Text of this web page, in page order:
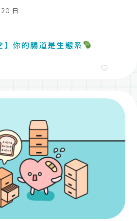
日
】你的腸道是生態系